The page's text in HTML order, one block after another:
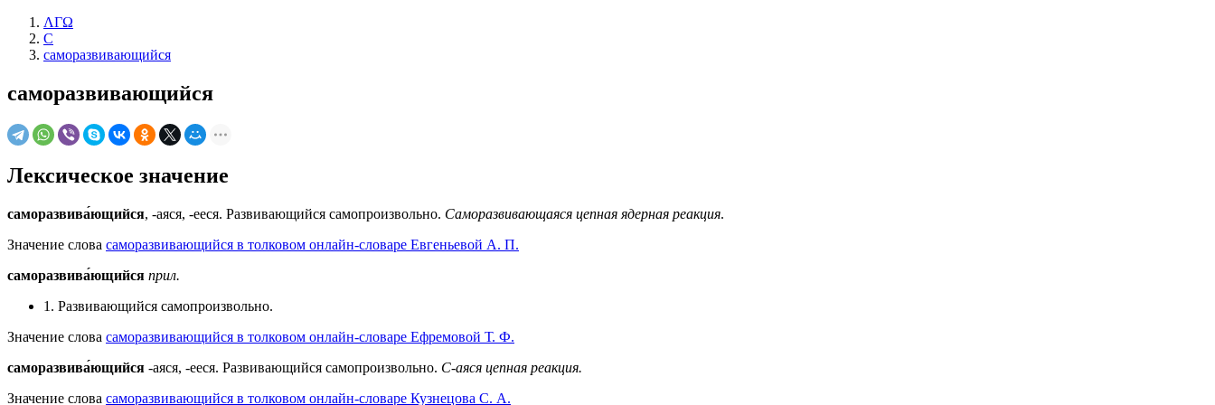
ΛΓΩ
С
саморазвивающийся
саморазвивающийся
Лексическое значение
саморазвива́ющийся, -аяся, -ееся. Развивающийся самопроизвольно. Саморазвивающаяся цепная ядерная реакция.
Значение слова саморазвивающийся в толковом онлайн-словаре Евгеньевой А. П.
саморазвива́ющийся прил.
1. Развивающийся самопроизвольно.
Значение слова саморазвивающийся в толковом онлайн-словаре Ефремовой Т. Ф.
саморазвива́ющийся -аяся, -ееся. Развивающийся самопроизвольно. С-аяся цепная реакция.
Значение слова саморазвивающийся в толковом онлайн-словаре Кузнецова С. А.